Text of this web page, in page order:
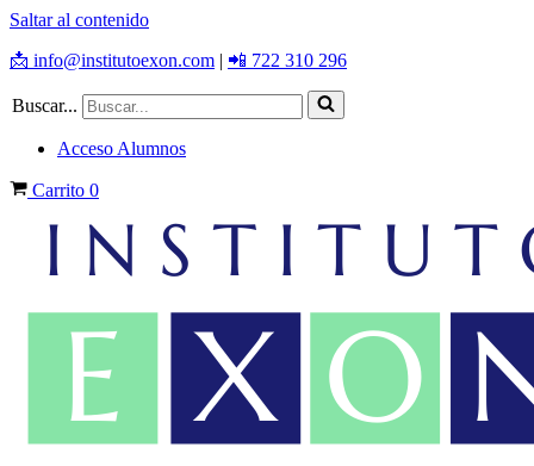
Saltar al contenido
📩 info@institutoexon.com | 📲 722 310 296
Buscar...
Acceso Alumnos
Carrito 0